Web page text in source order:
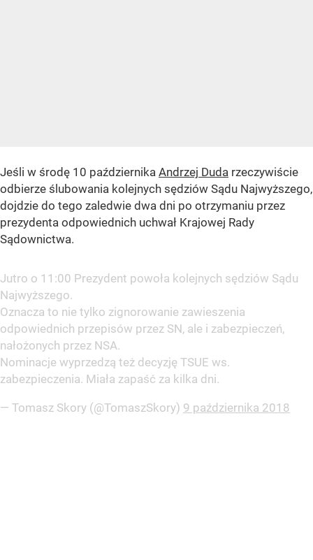
Jeśli w środę 10 października Andrzej Duda rzeczywiście
odbierze ślubowania kolejnych sędziów Sądu Najwyższego,
dojdzie do tego zaledwie dwa dni po otrzymaniu przez
prezydenta odpowiednich uchwał Krajowej Rady
Sądownictwa.
Jutro o 11:00 Prezydent powoła kolejnych sędziów Sądu
Najwyższego.
Oznacza to nie tylko zignorowanie zawieszenia
odpowiednich przepisów przez SN, ale i zabezpieczeń,
nałożonych przez NSA.
Nominacje wyprzedzą też decyzję TSUE ws.
zabezpieczenia. Miała zapaść za kilka dni.
— Tomasz Skory (@TomaszSkory) 9 października 2018